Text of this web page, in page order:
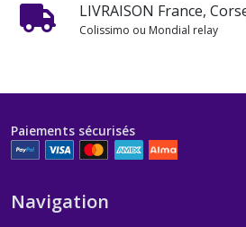
LIVRAISON France,
Colissimo ou Mondial relay
Paiements sécurisés
Navigation